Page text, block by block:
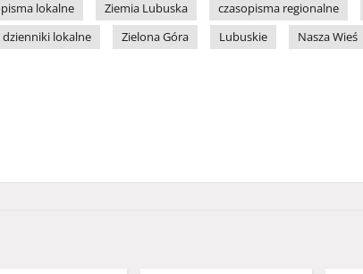
lokalne Ziemia Lubuska czasopisma regionalne
dzienniki lokalne Zielona Góra Lubuskie Nasza Wieś